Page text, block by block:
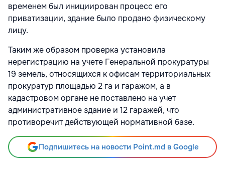
временем был инициирован процесс его
приватизации, здание было продано физическому
лицу.
Таким же образом проверка установила
нерегистрацию на учете Генеральной прокуратуры
19 земель, относящихся к офисам территориальных
прокуратур площадью 2 га и гаражом, а в
кадастровом органе не поставлено на учет
административное здание и 12 гаражей, что
противоречит действующей нормативной базе.
Подпишитесь на новости Point.md в Google